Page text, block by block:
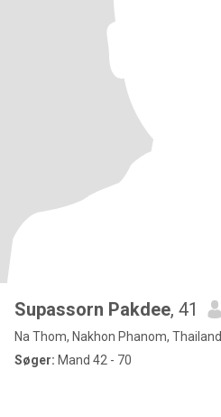
Supassorn Pakdee, 41
Na Thom, Nakhon Phanom, Thailand
Søger: Mand 42 - 70